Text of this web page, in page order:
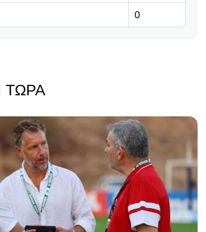
0
ΤΏΡΑ